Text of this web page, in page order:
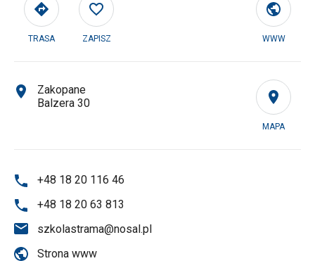
TRASA ZAPISZ WWW
MAPA
Zakopane
Balzera 30
+48 18 20 116 46
+48 18 20 63 813
szkolastrama@nosal.pl
Strona www